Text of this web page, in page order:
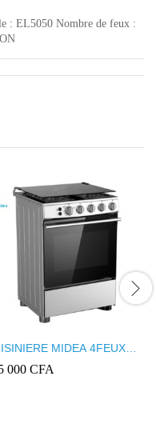
: EL5050 Nombre de feux :
MIDEA 4FEUX
INOX
059
000 CFA